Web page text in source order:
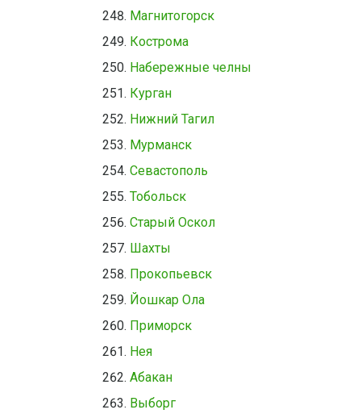
Магнитогорск
Кострома
Набережные челны
Курган
Нижний Тагил
Мурманск
Севастополь
Тобольск
Старый Оскол
Шахты
Прокопьевск
Йошкар Ола
Приморск
Нея
Абакан
Выборг